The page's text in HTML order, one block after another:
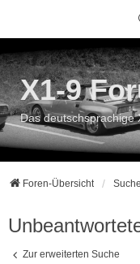
X1-9
Das deutschsprachige
Foren-Übersicht Suche
Zur erweiterten Suche